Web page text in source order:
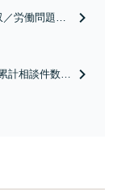
／労働問題／
会社内のト
、事後の解決
累計相談件数20
話を丁寧にう